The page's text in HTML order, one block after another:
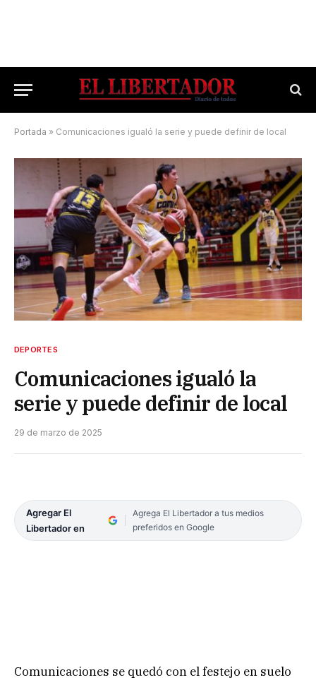
Portada » Comunicaciones igualó la serie y puede definir de local
DEPORTES
Comunicaciones igualó la
serie y puede definir de local
29 de marzo de 2025
Agregar El
Libertador en
Agrega El Libertador a tus medios
preferidos en Google
Comunicaciones se quedó con el festejo en suelo